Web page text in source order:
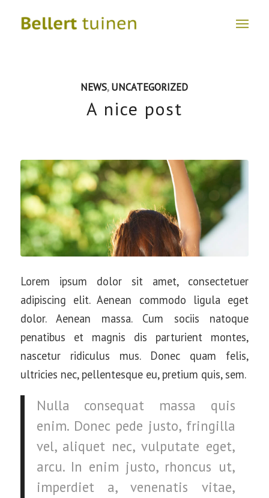
NEWS,UNCATEGORIZED
A nice post
Lorem ipsum dolor sit amet, consectetuer
adipiscing elit. Aenean commodo ligula eget
dolor. Aenean massa. Cum sociis natoque
penatibus et magnis dis parturient montes,
nascetur ridiculus mus. Donec quam felis,
ultricies nec, pellentesque eu, pretium quis, sem.
Nulla consequat massa quis
enim. Donec pede justo, fringilla
vel, aliquet nec, vulputate eget,
arcu. In enim justo, rhoncus ut,
imperdiet a, venenatis vitae,